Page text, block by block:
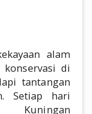
alam
konservasi di
tantangan
Setiap hari
Kuningan